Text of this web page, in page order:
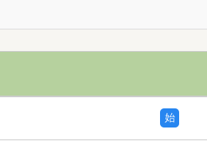
始